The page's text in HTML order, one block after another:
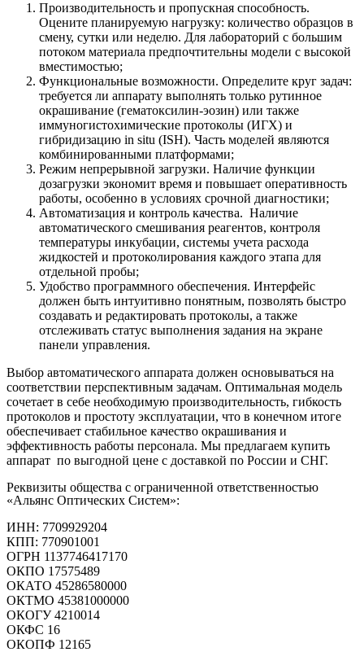
Производительность и пропускная способность.
Оцените планируемую нагрузку: количество образцов в
смену, сутки или неделю. Для лабораторий с большим
потоком материала предпочтительны модели с высокой
вместимостью;
Функциональные возможности. Определите круг задач:
требуется ли аппарату выполнять только рутинное
окрашивание (гематоксилин-эозин) или также
иммуногистохимические протоколы (ИГХ) и
гибридизацию in situ (ISH). Часть моделей являются
комбинированными платформами;
Режим непрерывной загрузки. Наличие функции
дозагрузки экономит время и повышает оперативность
работы, особенно в условиях срочной диагностики;
Автоматизация и контроль качества. Наличие
автоматического смешивания реагентов, контроля
температуры инкубации, системы учета расхода
жидкостей и протоколирования каждого этапа для
отдельной пробы;
Удобство программного обеспечения. Интерфейс
должен быть интуитивно понятным, позволять быстро
создавать и редактировать протоколы, а также
отслеживать статус выполнения задания на экране
панели управления.
Выбор автоматического аппарата должен основываться на
соответствии перспективным задачам. Оптимальная модель
сочетает в себе необходимую производительность, гибкость
протоколов и простоту эксплуатации, что в конечном итоге
обеспечивает стабильное качество окрашивания и
эффективность работы персонала. Мы предлагаем купить
аппарат по выгодной цене с доставкой по России и СНГ.
Реквизиты общества с ограниченной ответственностью
«Альянс Оптических Систем»:
ИНН: 7709929204
КПП: 770901001
ОГРН 1137746417170
ОКПО 17575489
ОКАТО 45286580000
ОКТМО 45381000000
ОКОГУ 4210014
ОКФС 16
ОКОПФ 12165